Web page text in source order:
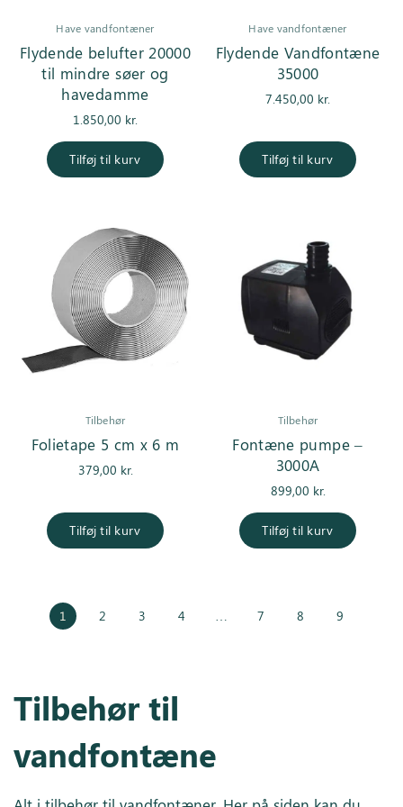
Have vandfontæner
Flydende belufter 20000
til mindre søer og
havedamme
1.850,00 kr.
Tilføj til kurv
Have vandfontæner
Flydende Vandfontæne
35000
7.450,00 kr.
Tilføj til kurv
Tilbehør
Folietape 5 cm x 6 m
379,00 kr.
Tilføj til kurv
Tilbehør
Fontæne pumpe –
3000A
899,00 kr.
Tilføj til kurv
1 2 3 4 … 7 8 9
Tilbehør til
vandfontæne